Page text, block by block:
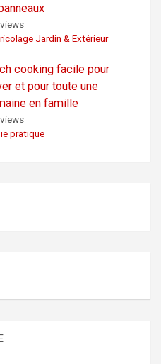
views
Jardin & Extérieur
cooking facile pour
et pour toute une
en famille
views
pratique